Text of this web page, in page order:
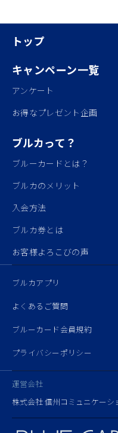
トップ
キャンペーン一覧
アンケート
お得なプレゼント企画
ブルカって？
ブルーカードとは？
ブルカのメリット
入会方法
ブルカ券とは
お客様よろこびの声
ブルカアプリ
よくあるご質問
ブルーカード会員規約
プライバシーポリシー
運営会社
株式会社 信州コミュニケーシ